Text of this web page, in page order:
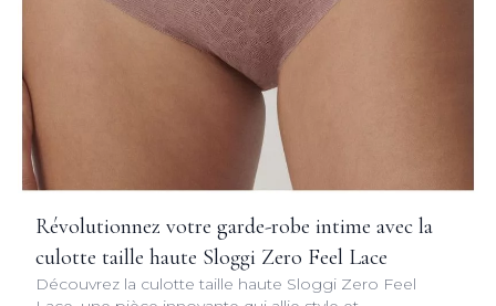
Révolutionnez votre garde-robe intime avec la
culotte taille haute Sloggi Zero Feel Lace
Découvrez la culotte taille haute Sloggi Zero Feel